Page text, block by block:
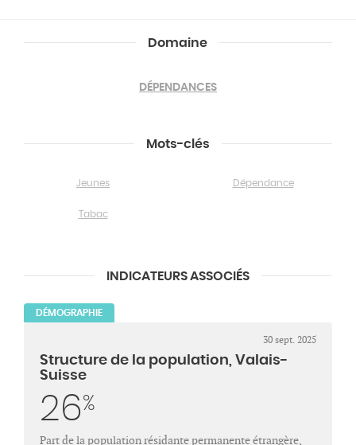
Domaine
DÉPENDANCES
Mots-clés
Jeunes Dépendance
Tabac
INDICATEURS ASSOCIÉS
DÉMOGRAPHIE
30 sept. 2025
Structure de la population, Valais-
Suisse
26%
Part de la population résidante permanente étrangère,